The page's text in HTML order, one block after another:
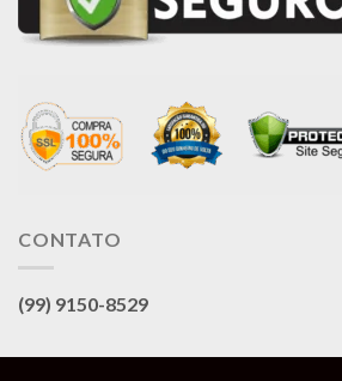
CONTATO
(99) 9150-8529